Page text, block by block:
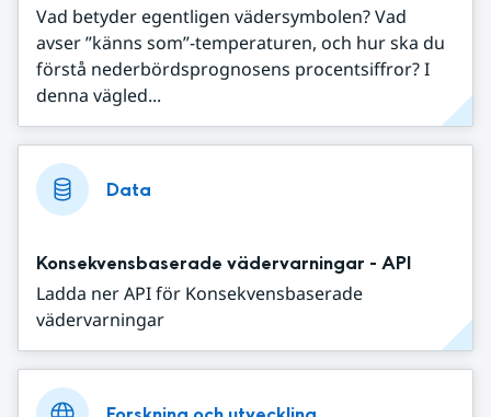
Vad betyder egentligen vädersymbolen? Vad
avser ”känns som”-temperaturen, och hur ska du
förstå nederbördsprognosens procentsiffror? I
denna vägled...
Data
Konsekvensbaserade vädervarningar - API
Ladda ner API för Konsekvensbaserade
vädervarningar